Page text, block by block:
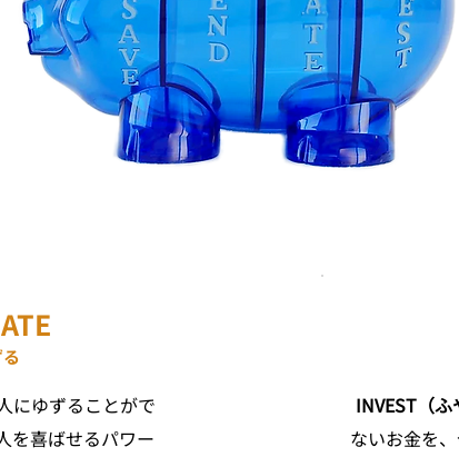
にゆずることがで
を喜ばせるパワー
INVEST（ふ
ないお金を